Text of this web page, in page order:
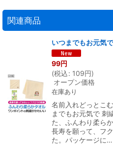
関連商品
いつまでもお元気
99円
(税込: 109円)
オープン価格
在庫あり
名前入れどっとこ
までもお元気で 刺
た、ふんわり柔ら
長寿を願って、フ
た。パッケージに…